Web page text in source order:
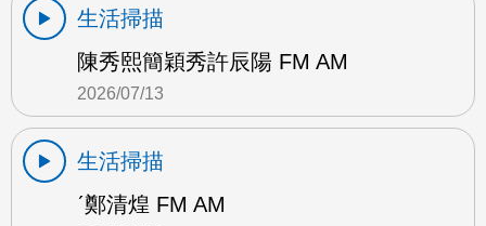
生活掃描
陳秀熙簡穎秀許辰陽 FM AM
2026/07/13
生活掃描
ˊ鄭清煌 FM AM